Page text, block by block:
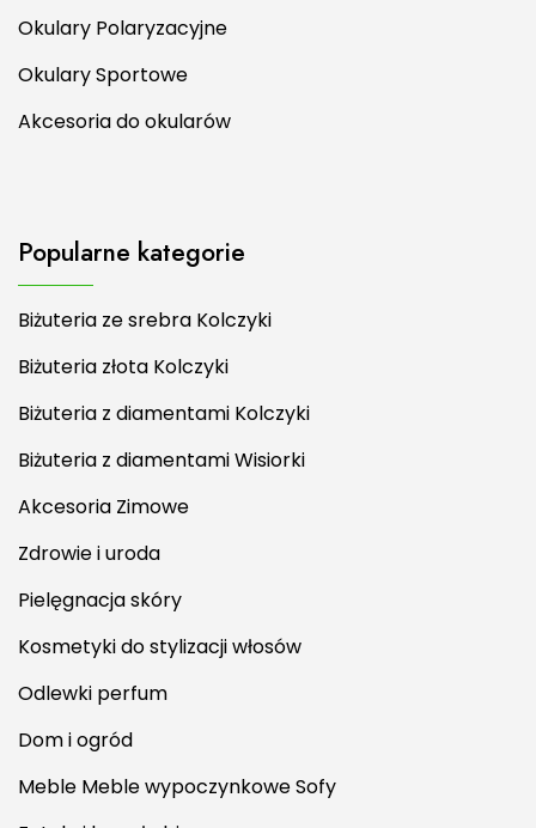
Okulary Polaryzacyjne
Okulary Sportowe
Akcesoria do okularów
Popularne kategorie
Biżuteria ze srebra Kolczyki
Biżuteria złota Kolczyki
Biżuteria z diamentami Kolczyki
Biżuteria z diamentami Wisiorki
Akcesoria Zimowe
Zdrowie i uroda
Pielęgnacja skóry
Kosmetyki do stylizacji włosów
Odlewki perfum
Dom i ogród
Meble Meble wypoczynkowe Sofy